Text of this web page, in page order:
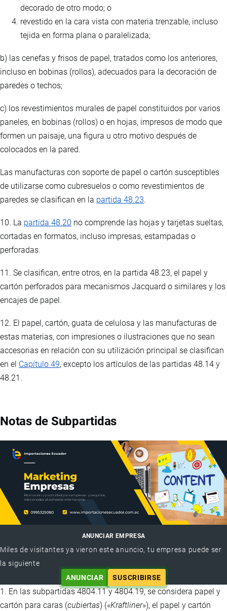
decorado de otro modo; o
revestido en la cara vista con materia trenzable, incluso
tejida en forma plana o paralelizada;
b) las cenefas y frisos de papel, tratados como los anteriores,
incluso en bobinas (rollos), adecuados para la decoración de
paredes o techos;
c) los revestimientos murales de papel constituidos por varios
paneles, en bobinas (rollos) o en hojas, impresos de modo que
formen un paisaje, una figura u otro motivo después de
colocados en la pared.
Las manufacturas con soporte de papel o cartón susceptibles
de utilizarse como cubresuelos o como revestimientos de
paredes se clasifican en la partida 48.23.
10. La partida 48.20 no comprende las hojas y tarjetas sueltas,
cortadas en formatos, incluso impresas, estampadas o
perforadas.
11. Se clasifican, entre otros, en la partida 48.23, el papel y
cartón perforados para mecanismos Jacquard o similares y los
encajes de papel.
12. El papel, cartón, guata de celulosa y las manufacturas de
estas materias, con impresiones o ilustraciones que no sean
accesorias en relación con su utilización principal se clasifican
en el Capítulo 49, excepto los artículos de las partidas 48.14 y
48.21.
Notas de Subpartidas
ANUNCIAR EMPRESA
Miles de visitantes ya vieron este anuncio, tu empresa puede ser
la siguiente
ANUNCIAR
SUSCRIBIRSE
1. En las subpartidas 4804.11 y 4804.19, se considera papel y
cartón para caras (cubiertas) («Kraftliner»), el papel y cartón